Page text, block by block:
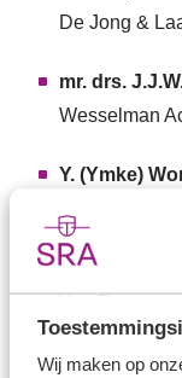
Wij maken op
De Jong &
mr. drs.
Wesselman
Y. (Ymke)
drs. S.A.P.M.
Van Oers
J.C. (Jirina)